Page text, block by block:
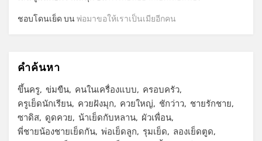
ชอบโดนเย็ด บนพ่อมาขอให้เราเป็นเมียอีกคน
คำค้นหา
ขึ้นครู ข่มขืน คนในเครื่องแบบ
ครอบครัว
ครูเย็ดนักเรียน
ควยฝังมุก ควยใหญ่ ชักว่าว
ชายรักชาย
ซาดิส
ดูดควย น้าเย็ดกับหลาน
ผัวเพื่อน
พี่ชายน้องชายเย็ดกัน พ่อเย็ดลูก รุมเย็ด
ลองเย็ดตูด